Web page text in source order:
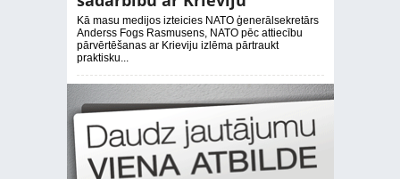
Kā masu medijos izteicies NATO ģenerālsekretārs
Anderss Fogs Rasmusens, NATO pēc attiecību
pārvērtēšanas ar Krieviju izlēma pārtraukt
praktisku...